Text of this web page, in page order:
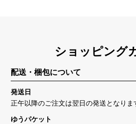
ショッピング
配送・梱包について
発送日
正午以降のご注文は翌日の発送となりま
ゆうパケット